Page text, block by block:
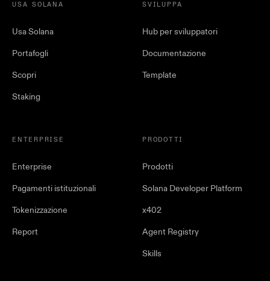
USA SOLANA
Usa Solana
Portafogli
Scopri
Staking
SVILUPPA
Hub per sviluppatori
Documentazione
Template
ENTERPRISE
Enterprise
Pagamenti istituzionali
Tokenizzazione
Report
PRODOTTI
Prodotti
Solana Developer Platform
x402
Agent Registry
Skills